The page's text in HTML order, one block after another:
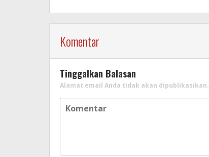
Komentar
Tinggalkan Balasan
Alamat email Anda tidak akan dipublikasikan.